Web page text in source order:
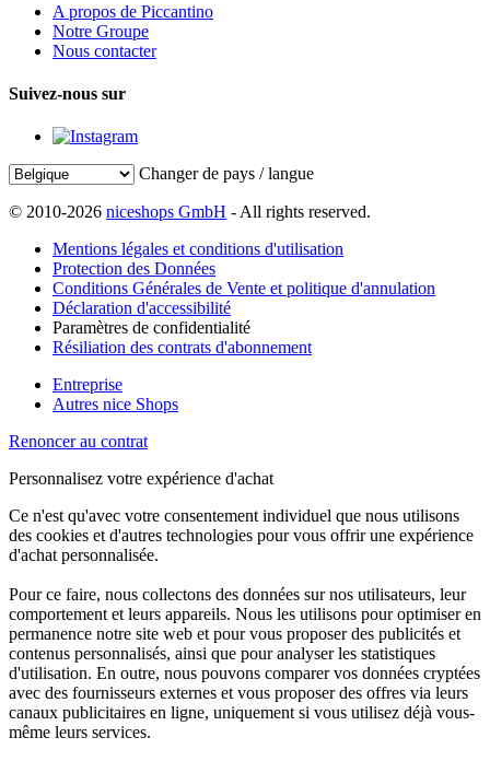
A propos de Piccantino
Notre Groupe
Nous contacter
Suivez-nous sur
Changer de pays / langue
© 2010-2026 niceshops GmbH - All rights reserved.
Mentions légales et conditions d'utilisation
Protection des Données
Conditions Générales de Vente et politique d'annulation
Déclaration d'accessibilité
Paramètres de confidentialité
Résiliation des contrats d'abonnement
Entreprise
Autres nice Shops
Renoncer au contrat
Personnalisez votre expérience d'achat
Ce n'est qu'avec votre consentement individuel que nous utilisons
des cookies et d'autres technologies pour vous offrir une expérience
d'achat personnalisée.
Pour ce faire, nous collectons des données sur nos utilisateurs, leur
comportement et leurs appareils. Nous les utilisons pour optimiser en
permanence notre site web et pour vous proposer des publicités et
contenus personnalisés, ainsi que pour analyser les statistiques
d'utilisation. En outre, nous pouvons comparer vos données cryptées
avec des fournisseurs externes et vous proposer des offres via leurs
canaux publicitaires en ligne, uniquement si vous utilisez déjà vous-
même leurs services.